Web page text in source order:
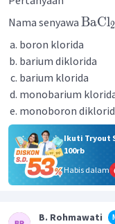
Nama senyawa BaCl2
boron klorida
barium diklorida
barium klorida
monobarium
monoboron
Ikuti Tryout
100rb
Habis dalam
B. Rohmawati